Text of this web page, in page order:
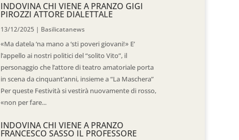
INDOVINA CHI VIENE A PRANZO GIGI
PIROZZI ATTORE DIALETTALE
13/12/2025 | Basilicatanews
«Ma datela ‘na mano a ‘sti poveri giovani!» E’
l’appello ai nostri politici del “solito Vito”, il
personaggio che l’attore di teatro amatoriale porta
in scena da cinquant’anni, insieme a “La Maschera”
Per queste Festività si vestirà nuovamente di rosso,
«non per fare...
INDOVINA CHI VIENE A PRANZO
FRANCESCO SASSO IL PROFESSORE